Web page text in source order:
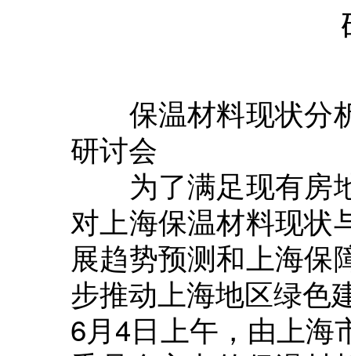
保温材料现状分
研讨会
为了满足现有房
对上海保温材料现状
展趋势预测和上海保
步推动上海地区绿色
6月4日上午，由上海